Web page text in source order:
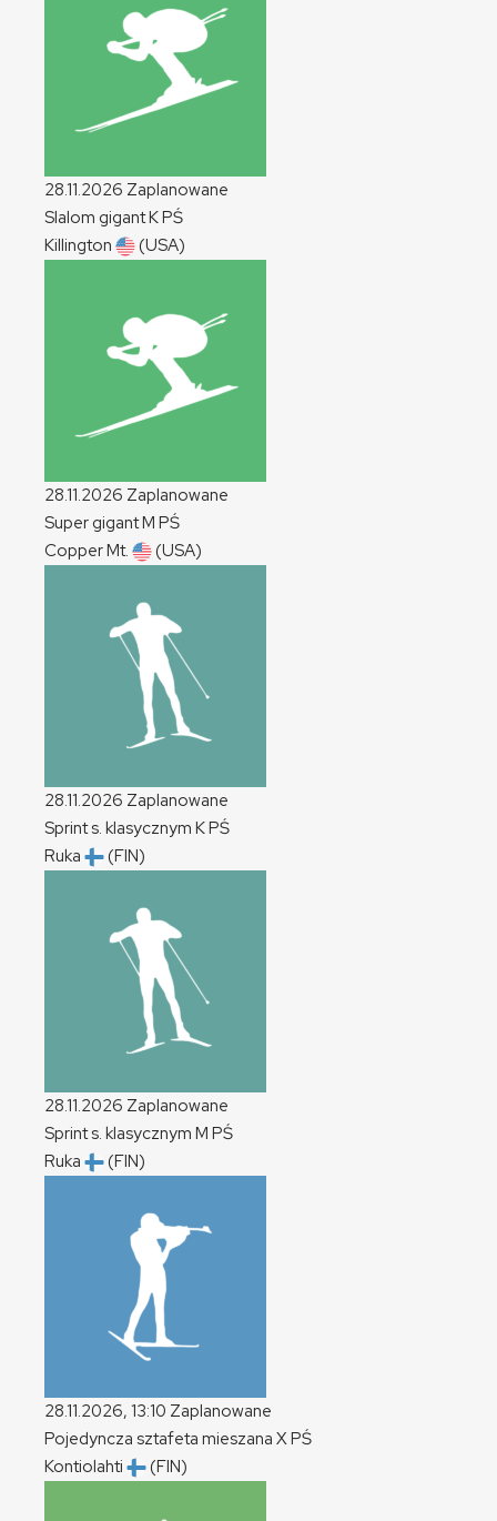
28.11.2026 Zaplanowane
Slalom gigantKPŚ
Killington
(USA)
28.11.2026 Zaplanowane
Super gigantM PŚ
Copper Mt.
(USA)
28.11.2026 Zaplanowane
Sprint s. klasycznym KPŚ
Ruka
(FIN)
28.11.2026 Zaplanowane
Sprint s. klasycznym M PŚ
Ruka
(FIN)
28.11.2026, 13:10 Zaplanowane
Pojedyncza sztafeta mieszana XPŚ
Kontiolahti
(FIN)